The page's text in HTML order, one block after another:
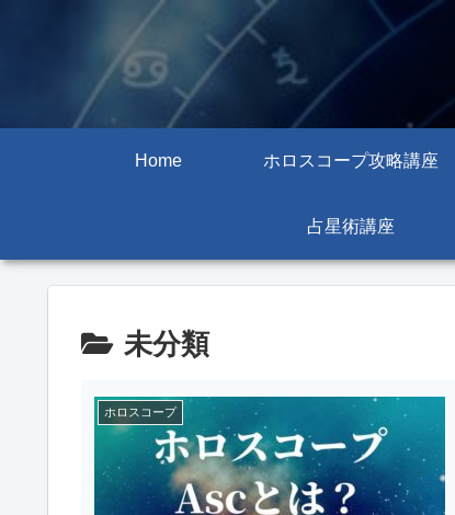
Home ホロスコープ攻略講座
占星術講座
未分類
ホロスコープ